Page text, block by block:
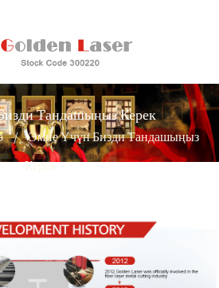
Тандашыңыз Керек
Эмне Үчүн Бизди Тандашыңыз
Керек